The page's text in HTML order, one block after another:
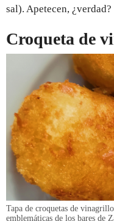
sal). Apetecen, ¿verdad?
Croqueta de
Tapa de croquetas de
emblemáticas de los bares de